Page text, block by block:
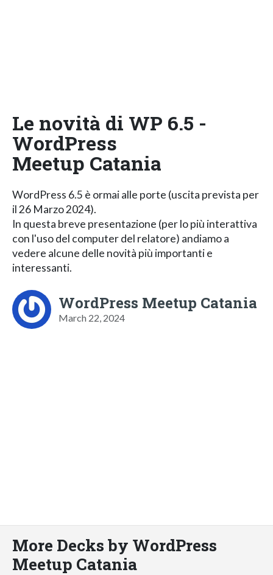
Le novità di WP 6.5 -
WordPress
Meetup Catania
WordPress 6.5 è ormai alle porte (uscita prevista per
il 26 Marzo 2024).
In questa breve presentazione (per lo più interattiva
con l'uso del computer del relatore) andiamo a
vedere alcune delle novità più importanti e
interessanti.
WordPress Meetup Catania
March 22, 2024
More Decks by WordPress
Meetup Catania